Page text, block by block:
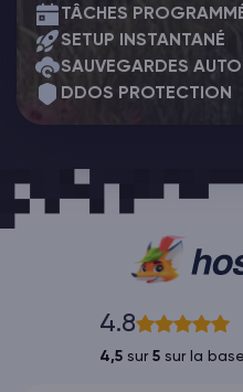
TÂCHES
SETUP INSTANTANÉ
SAUVEGARDES
DDOS PROTECTION
4.8
4,5sur 5sur la